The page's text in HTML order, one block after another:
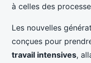
à celles des
Les nouvelles
conçues pour
travail intensives,